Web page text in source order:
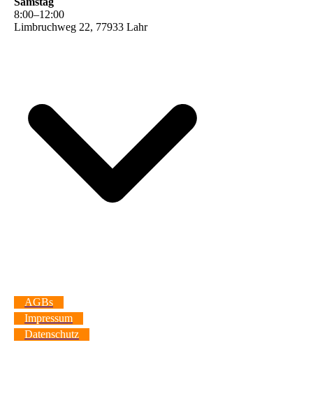
8:00–12:00
Limbruchweg 22, 77933 Lahr
AGBs
Impressum
Datenschutz